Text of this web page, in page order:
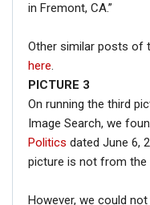
in Fremont, CA.”
Other similar posts of
here.
PICTURE 3
On running the third
Image Search, we
Politics dated June 6,
picture is not from the
However, we could